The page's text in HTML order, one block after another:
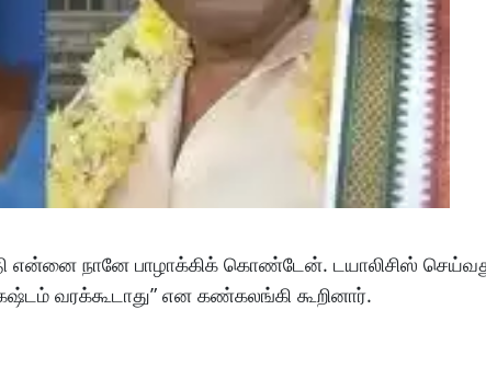
என்னை நானே பாழாக்கிக் கொண்டேன். டயாலிசிஸ்
வரக்கூடாது” என கண்கலங்கி கூறினார்.